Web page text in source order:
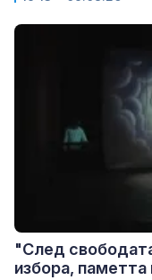
"След
избора, паметта